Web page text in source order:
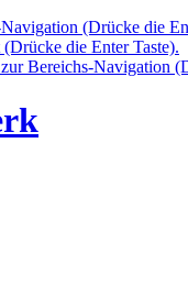
(Drücke die
die Enter Taste).
Bereichs-Navigation